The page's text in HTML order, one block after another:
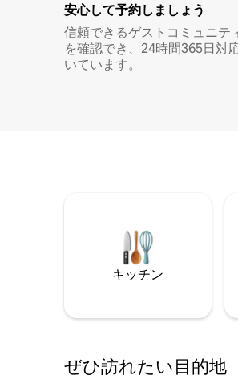
安心して予約しましょう
信頼できるゲストコミュニテ
を確認でき、24時間365日対
いています。
キッチン
ぜひ訪⁠れ⁠た⁠い目⁠的⁠地